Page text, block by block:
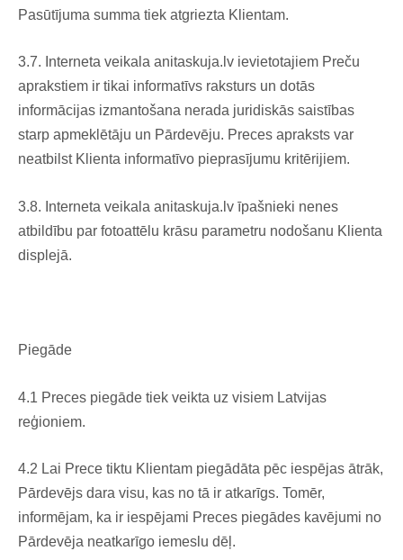
Pasūtījuma summa tiek atgriezta Klientam.
3.7. Interneta veikala anitaskuja.lv ievietotajiem Preču
aprakstiem ir tikai informatīvs raksturs un dotās
informācijas izmantošana nerada juridiskās saistības
starp apmeklētāju un Pārdevēju. Preces apraksts var
neatbilst Klienta informatīvo pieprasījumu kritērijiem.
3.8. Interneta veikala anitaskuja.lv īpašnieki nenes
atbildību par fotoattēlu krāsu parametru nodošanu Klienta
displejā.
Piegāde
4.1 Preces piegāde tiek veikta uz visiem Latvijas
reģioniem.
4.2 Lai Prece tiktu Klientam piegādāta pēc iespējas ātrāk,
Pārdevējs dara visu, kas no tā ir atkarīgs. Tomēr,
informējam, ka ir iespējami Preces piegādes kavējumi no
Pārdevēja neatkarīgo iemeslu dēļ.